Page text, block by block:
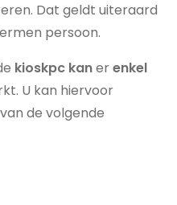
Dat geldt uiteraard
persoon.
kioskpc kanerenkel
U kan hiervoor
de volgende